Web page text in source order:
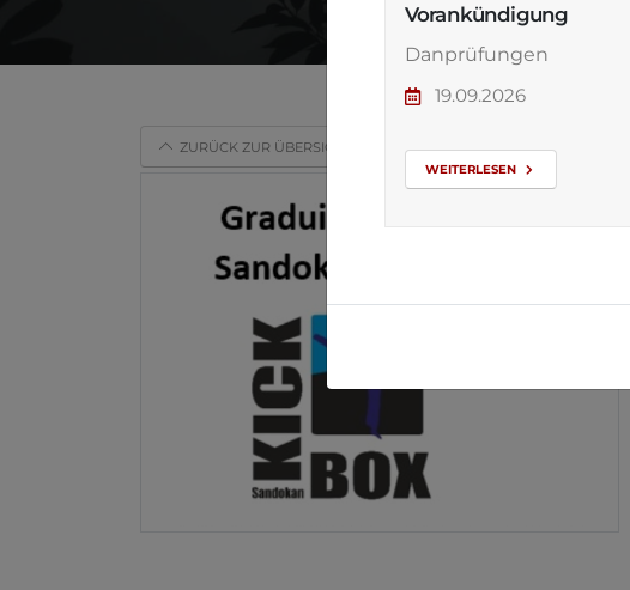
Vorankündigung
Danprüfungen
19.09.2026
WEITERLESEN
ZURÜCK ZUR ÜBERSICHT